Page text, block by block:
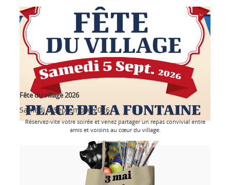
Fête du village 2026
Samedi 5 Septembre 2026
Réservez-vite votre soirée et venez partager un repas convivial entre
amis et voisins au cœur du village.